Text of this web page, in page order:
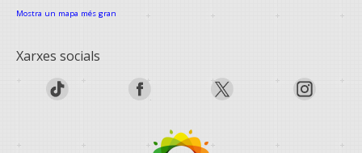
Mostra un mapa més gran
Xarxes socials